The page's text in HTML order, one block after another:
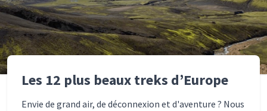
Les 12 plus beaux treks d’Europe
Envie de grand air, de déconnexion et d'aventure ? Nous